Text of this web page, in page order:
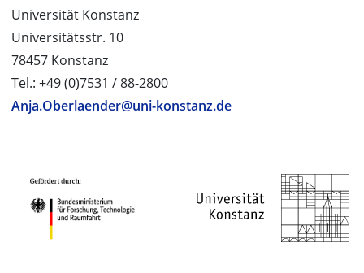
Universität Konstanz
Universitätsstr. 10
78457 Konstanz
Tel.: +49 (0)7531 / 88-2800
Anja.Oberlaender@uni-konstanz.de